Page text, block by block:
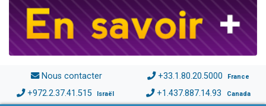
Nous contacter +33.1.80.20.5000 France
+972.2.37.41.515 Israël +1.437.887.14.93 Canada